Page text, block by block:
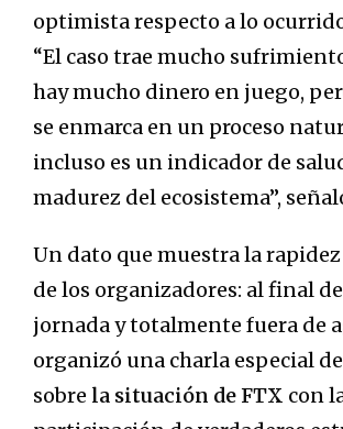
optimista respecto a lo
“El caso trae mucho
hay mucho dinero en juego,
se enmarca en un proceso
incluso es un indicador de
madurez del ecosistema”,
Un dato que muestra la
de los organizadores: al final
jornada y totalmente fuera de
organizó una charla especial
sobre la situación de FTX con